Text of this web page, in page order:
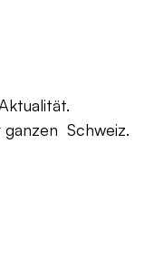
Schweiz.